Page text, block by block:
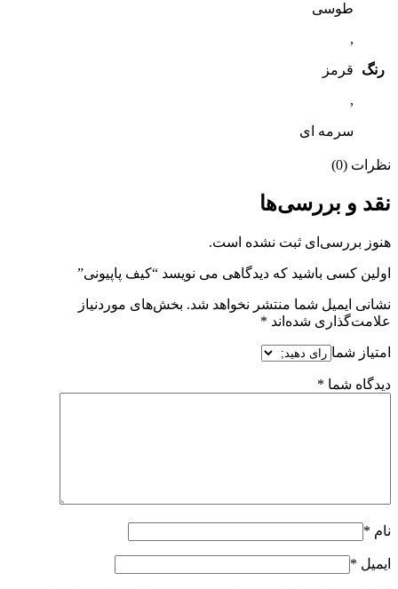
رنگ
طوسی
,
قرمز
,
سرمه ای
نظرات (0)
نقد و بررسی‌ها
هنوز بررسی‌ای ثبت نشده است.
اولین کسی باشید که دیدگاهی می نویسد “کیف پاپیونی”
نشانی ایمیل شما منتشر نخواهد شد. بخش‌های موردنیاز
علامت‌گذاری شده‌اند *
امتیاز شما
دیدگاه شما *
نام *
ایمیل *